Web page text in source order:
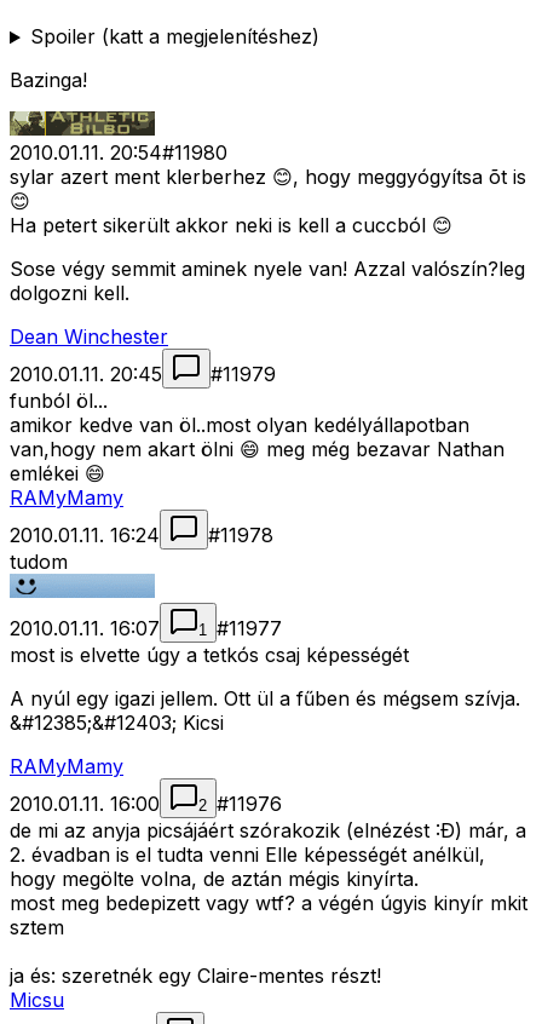
Spoiler (katt a megjelenítéshez)
Bazinga!
2010.01.11. 20:54#11980
sylar azert ment klerberhez 😊, hogy meggyógyítsa õt is
😊
Ha petert sikerült akkor neki is kell a cuccból 😊
Sose végy semmit aminek nyele van! Azzal valószín?leg
dolgozni kell.
Dean Winchester
2010.01.11. 20:45
#11979
funból öl...
amikor kedve van öl..most olyan kedélyállapotban
van,hogy nem akart ölni 😄 meg még bezavar Nathan
emlékei 😄
RAMyMamy
2010.01.11. 16:24
#11978
tudom
2010.01.11. 16:07 1 #11977
most is elvette úgy a tetkós csaj képességét
A nyúl egy igazi jellem. Ott ül a fűben és mégsem szívja.
&#12385;&#12403; Kicsi
RAMyMamy
2010.01.11. 16:00
2 #11976
de mi az anyja picsájáért szórakozik (elnézést :Ð) már, a
2. évadban is el tudta venni Elle képességét anélkül,
hogy megölte volna, de aztán mégis kinyírta.
most meg bedepizett vagy wtf? a végén úgyis kinyír mkit
sztem
ja és: szeretnék egy Claire-mentes részt!
Micsu